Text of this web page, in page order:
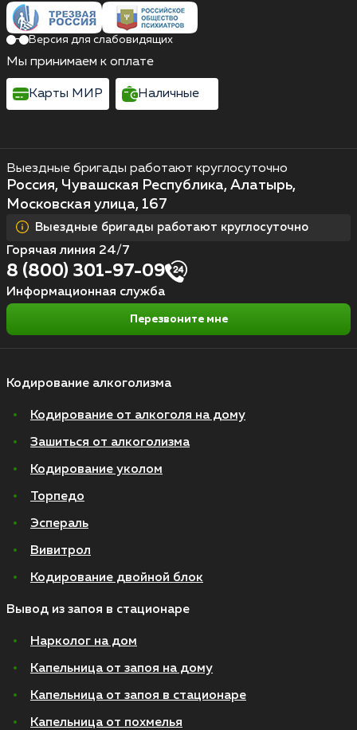
Кодирование алкоголизма
Кодирование от алкоголя на дому
Зашиться от алкоголизма
Кодирование уколом
Торпедо
Эспераль
Вивитрол
Кодирование двойной блок
Вывод из запоя в стационаре
Нарколог на дом
Капельница от запоя на дому
Капельница от запоя в стационаре
Капельница от похмелья
Выездные бригады работают круглосуточно
Россия, Чувашская Республика, Алатырь,
Московская улица, 167
Выездные бригады работают круглосуточно
Горячая линия 24/7
8 (800) 301-97-09
Информационная служба
Перезвоните мне
Версия для слабовидящих
Мы принимаем к оплате
Карты МИР Наличные